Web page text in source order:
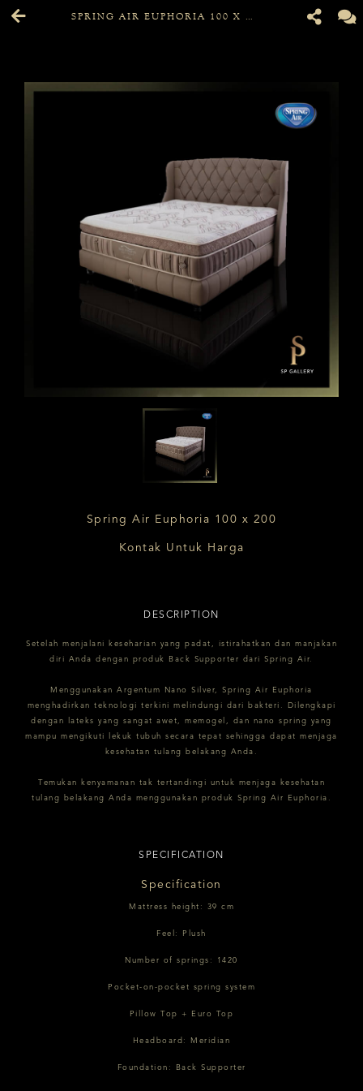
SPRING AIR EUPHORIA 100 X 200
Spring Air Euphoria 100 x 200
Kontak Untuk Harga
DESCRIPTION
Setelah menjalani keseharian yang padat, istirahatkan dan manjakan
diri Anda dengan produk Back Supporter dari Spring Air.
Menggunakan Argentum Nano Silver, Spring Air Euphoria
menghadirkan teknologi terkini melindungi dari bakteri. Dilengkapi
dengan lateks yang sangat awet, memogel, dan nano spring yang
mampu mengikuti lekuk tubuh secara tepat sehingga dapat menjaga
kesehatan tulang belakang Anda.
Temukan kenyamanan tak tertandingi untuk menjaga kesehatan
tulang belakang Anda menggunakan produk Spring Air Euphoria.
SPECIFICATION
Specification
Mattress height: 39 cm
Feel: Plush
Number of springs: 1420
Pocket-on-pocket spring system
Pillow Top + Euro Top
Headboard: Meridian
Foundation: Back Supporter